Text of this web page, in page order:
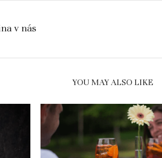
v nás
YOU MAY ALSO LIKE